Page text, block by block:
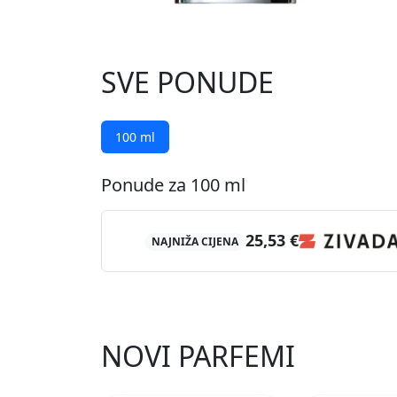
SVE PONUDE
100 ml
Ponude za 100 ml
NAJNIŽA CIJENA 25,53 €
NOVI PARFEMI